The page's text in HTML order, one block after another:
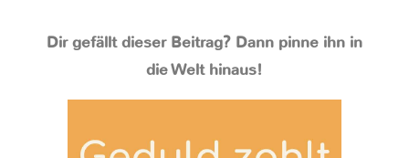
Dir gefällt dieser Beitrag? Dann pinne ihn in
die Welt hinaus!